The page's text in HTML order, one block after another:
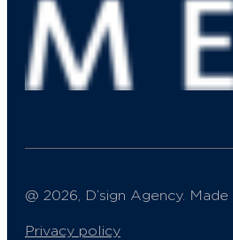
@ 2026, D’sign Agency.
Privacy policy